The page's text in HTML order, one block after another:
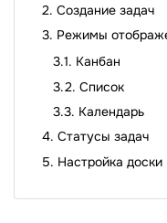
Создание задач
Режимы
Канбан
Список
Календарь
Статусы задач
Настройка доски